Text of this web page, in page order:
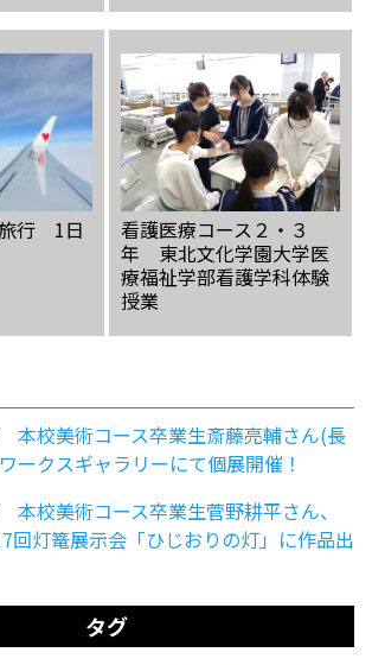
行 1日
看護医療コース２・３
年 東北文化学園大学医
療福祉学部看護学科体験
授業
本校美術コース卒業生斎藤亮輔さん(長
ークスギャラリーにて個展開催！
本校美術コース卒業生菅野耕平さん、
回灯篭展示会「ひじおりの灯」に作品出
タグ